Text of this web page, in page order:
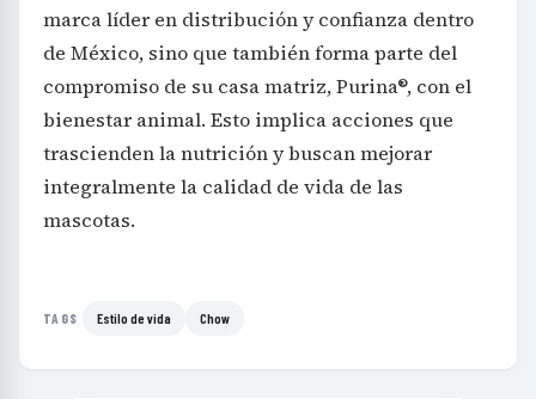
marca líder en distribución y confianza dentro
de México, sino que también forma parte del
compromiso de su casa matriz, Purina®, con el
bienestar animal. Esto implica acciones que
trascienden la nutrición y buscan mejorar
integralmente la calidad de vida de las
mascotas.
TAGS Estilo de vida Chow